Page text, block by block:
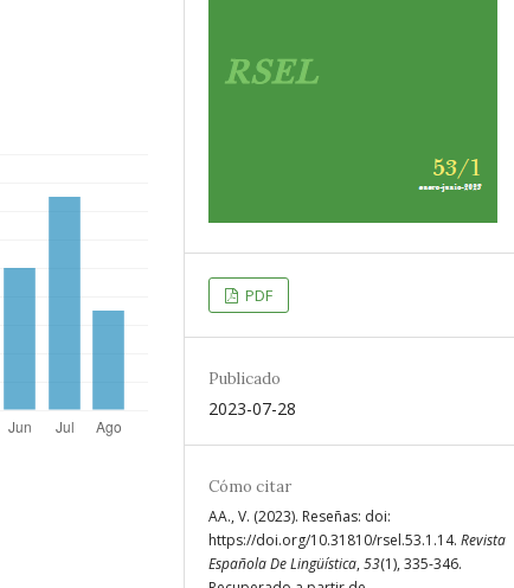
PDF
Publicado
2023-07-28
Cómo citar
AA., V. (2023). Reseñas: doi:
https://doi.org/10.31810/rsel.53.1.14. Revista
Española De Lingüística, 53(1), 335-346.